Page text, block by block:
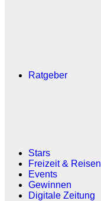
Ratgeber
Stars
Freizeit & Reisen
Events
Gewinnen
Digitale Zeitung